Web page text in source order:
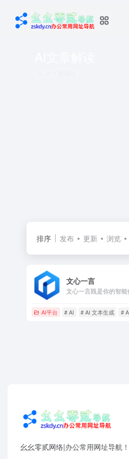
排序 发布 更新 浏览
文心一言
AI平台 # AI # AI 文本生成 #
幺幺零贰网络|办公常用网址导航！